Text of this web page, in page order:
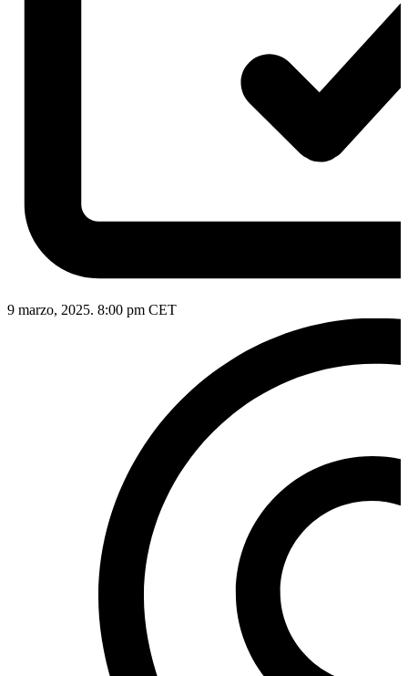
9 marzo, 2025. 8:00 pm CET